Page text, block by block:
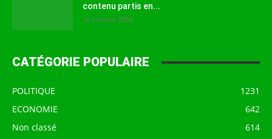
contenu partis en...
16 octobre 2024
CATÉGORIE POPULAIRE
POLITIQUE
1231
ECONOMIE
642
Non classé
614